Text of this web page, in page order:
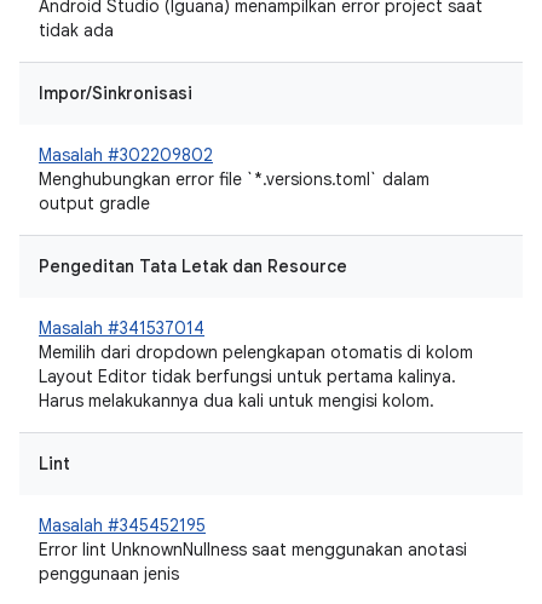
Android Studio (Iguana) menampilkan error project saat
tidak ada
Impor/Sinkronisasi
Masalah #302209802
Menghubungkan error file `*.versions.toml` dalam
output gradle
Pengeditan Tata Letak dan Resource
Masalah #341537014
Memilih dari dropdown pelengkapan otomatis di kolom
Layout Editor tidak berfungsi untuk pertama kalinya.
Harus melakukannya dua kali untuk mengisi kolom.
Lint
Masalah #345452195
Error lint UnknownNullness saat menggunakan anotasi
penggunaan jenis